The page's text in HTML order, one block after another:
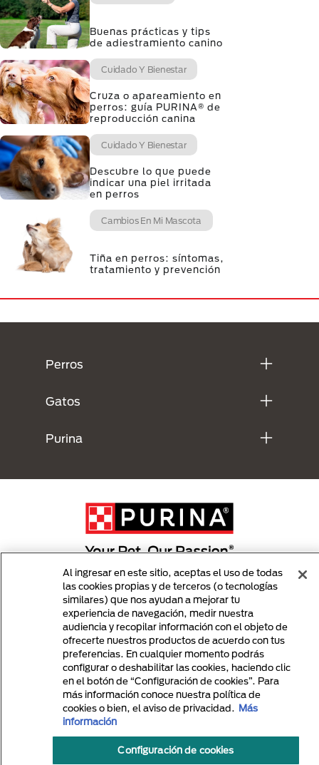
Buenas prácticas y tips
de adiestramiento canino
Cuidado Y Bienestar
Cruza o apareamiento en
perros: guía PURINA® de
reproducción canina
Cuidado Y Bienestar
Descubre lo que puede
indicar una piel irritada
en perros
Cambios En Mi Mascota
Tiña en perros: síntomas,
tratamiento y prevención
Perros
Gatos
Purina
Menu Footer Secundario Purina
All Nestlé Purina trademarks owned by Société des Produits Nestlé S.A.,
Vevey, Switzerland or are used with permission.
Términos y Condiciones Politicas de Privacidad
Al ingresar en este sitio, aceptas el uso de todas
las cookies propias y de terceros (o tecnologías
similares) que nos ayudan a mejorar tu
experiencia de navegación, medir nuestra
audiencia y recopilar información con el objeto de
ofrecerte nuestros productos de acuerdo con tus
preferencias. En cualquier momento podrás
configurar o deshabilitar las cookies, haciendo clic
en el botón de “Configuración de cookies”. Para
más información conoce nuestra política de
cookies o bien, el aviso de privacidad. Más
información
Configuración de cookies